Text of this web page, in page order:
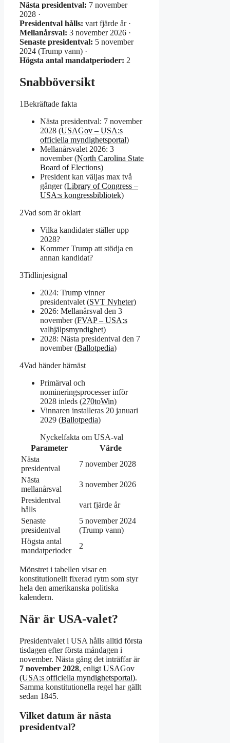
Nästa presidentval: 7 november
2028 ·
Presidentval hålls: vart fjärde år ·
Mellanårsval: 3 november 2026 ·
Senaste presidentval: 5 november
2024 (Trump vann) ·
Högsta antal mandatperioder: 2
Snabböversikt
1Bekräftade fakta
Nästa presidentval: 7 november
2028 (USAGov – USA:s
officiella myndighetsportal)
Mellanårsvalet 2026: 3
november (North Carolina State
Board of Elections)
President kan väljas max två
gånger (Library of Congress –
USA:s kongressbibliotek)
2Vad som är oklart
Vilka kandidater ställer upp
2028?
Kommer Trump att stödja en
annan kandidat?
3Tidlinjesignal
2024: Trump vinner
presidentvalet (SVT Nyheter)
2026: Mellanårsval den 3
november (FVAP – USA:s
valhjälpsmyndighet)
2028: Nästa presidentval den 7
november (Ballotpedia)
4Vad händer härnäst
Primärval och
nomineringsprocesser inför
2028 inleds (270toWin)
Vinnaren installeras 20 januari
2029 (Ballotpedia)
Nyckelfakta om USA-val
Parameter
Värde
Nästa
presidentval
7 november 2028
Nästa
mellanårsval
3 november 2026
Presidentval
hålls
vart fjärde år
Senaste
presidentval
5 november 2024
(Trump vann)
Högsta antal
mandatperioder
2
Mönstret i tabellen visar en
konstitutionellt fixerad rytm som styr
hela den amerikanska politiska
kalendern.
När är USA-valet?
Presidentvalet i USA hålls alltid första
tisdagen efter första måndagen i
november. Nästa gång det inträffar är
7 november 2028, enligt USAGov
(USA:s officiella myndighetsportal).
Samma konstitutionella regel har gällt
sedan 1845.
Vilket datum är nästa
presidentval?